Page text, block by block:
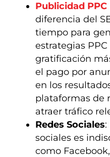
Publicidad PPC
diferencia del
tiempo para
estrategias
gratificación
el pago por
en los
plataformas de
atraer tráfico
Redes Sociales:
sociales es
como